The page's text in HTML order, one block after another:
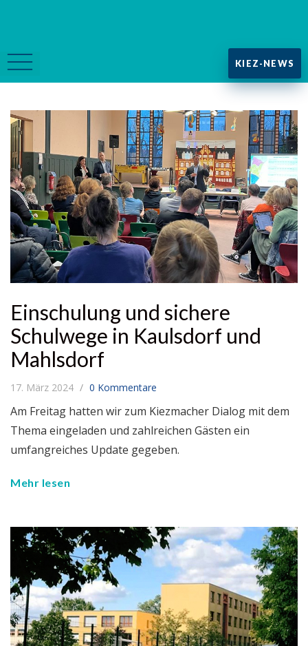
KIEZ-NEWS
Einschulung und sichere
Schulwege in Kaulsdorf und
Mahlsdorf
17. März 2024 0 Kommentare
Am Freitag hatten wir zum Kiezmacher Dialog mit dem
Thema eingeladen und zahlreichen Gästen ein
umfangreiches Update gegeben.
Mehr lesen